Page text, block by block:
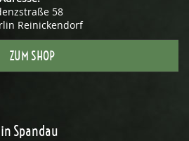
58
Reinickendorf
ZUM SHOP
Spandau